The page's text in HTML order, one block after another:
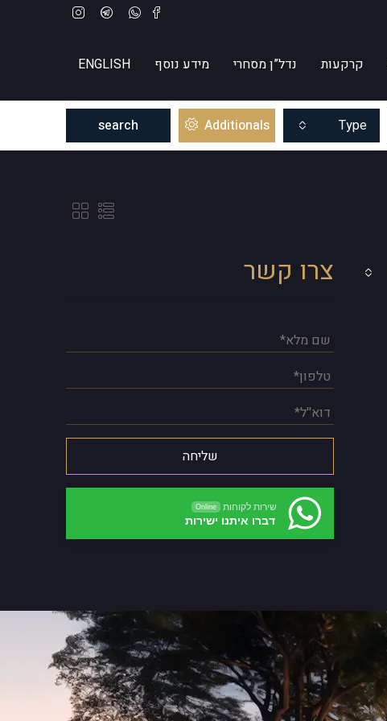
קרקעות נדל”ן מסחרי מידע נוסף ENGLISH
Type
Additionals
search
צרו קשר
שירות לקוחות Online
דברו איתנו ישירות